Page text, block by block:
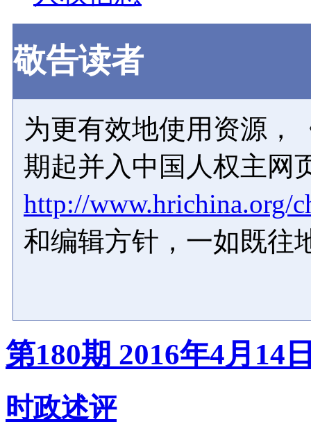
敬告读者
为更有效地使用资源，
期起并入中国人权主网
http://www.hrichina.org/
和编辑方针，一如既往
第180期 2016年4月14
时政述评